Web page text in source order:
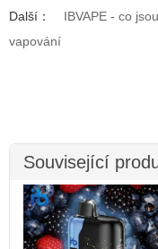
Další：
IBVAPE - co
vapování
Související